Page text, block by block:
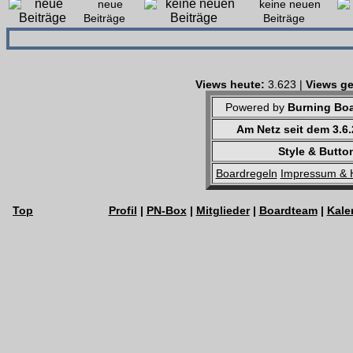
neue
Beiträge
keine neuen
Beiträge
Views heute: 3.623 | Views
Powered by Burning
Am Netz seit dem
Style &
Boardregeln Impressum &
Top Profil | PN-Box| Mitglieder| Boardteam|